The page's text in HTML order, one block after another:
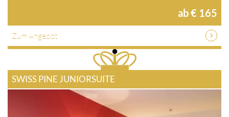
ab € 165
Zum Angebot
SWISS PINE JUNIORSUITE